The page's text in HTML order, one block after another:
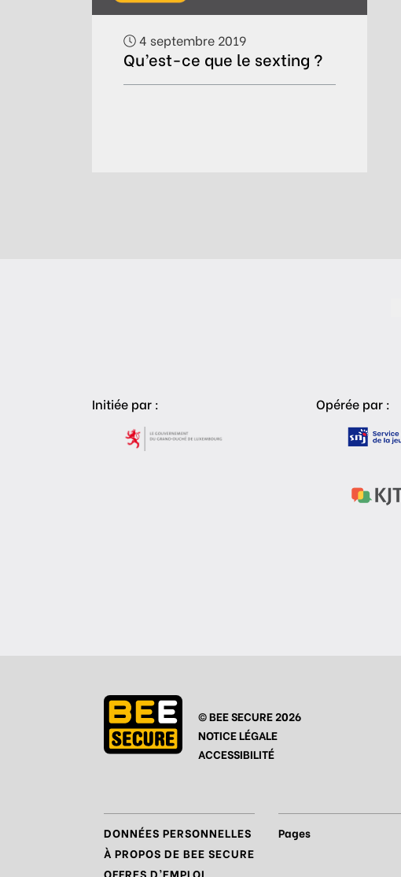
4 septembre 2019
Qu’est-ce que le sexting ?
Initiée par : Opérée par :
© BEE SECURE 2026
NOTICE LÉGALE
ACCESSIBILITÉ
DONNÉES PERSONNELLES
À PROPOS DE BEE SECURE
OFFRES D’EMPLOI
Pages